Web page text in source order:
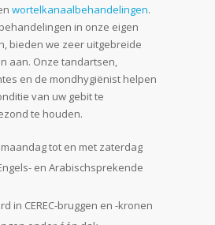
wortelkanaalbehandelingen.
in onze eigen
bieden we zeer uitgebreide
aan. Onze tandartsen,
en de mondhygiënist helpen
van uw gebit te
te houden.
tot en met zaterdag
en Arabischsprekende
in CEREC-bruggen en -kronen